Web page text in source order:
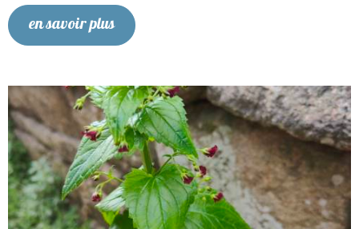
en savoir plus